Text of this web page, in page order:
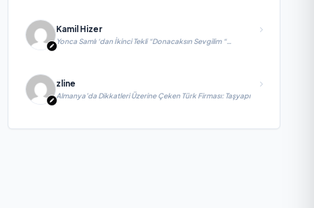
Kamil Hizer
Yonca Samlı ‘dan İkinci Tekli “Donacaksın Sevgilim “
yayımlandı
zline
Almanya’da Dikkatleri Üzerine Çeken Türk Firması: Taşyapı